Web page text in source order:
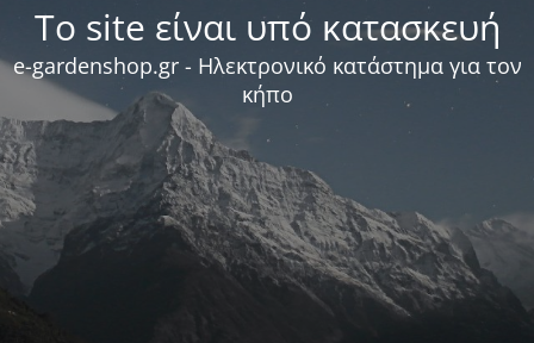
Το site είναι υπό κατασκευή
e-gardenshop.gr - Ηλεκτρονικό κατάστημα για τον
κήπο